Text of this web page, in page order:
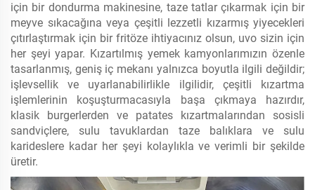
için bir dondurma makinesine, taze tatlar çıkarmak için bir
meyve sıkacağına veya çeşitli lezzetli kızarmış yiyecekleri
çıtırlaştırmak için bir fritöze ihtiyacınız olsun, uvo sizin için
her şeyi yapar. Kızartılmış yemek kamyonlarımızın özenle
tasarlanmış, geniş iç mekanı yalnızca boyutla ilgili değildir;
işlevsellik ve uyarlanabilirlikle ilgilidir, çeşitli kızartma
işlemlerinin koşuşturmacasıyla başa çıkmaya hazırdır,
klasik burgerlerden ve patates kızartmalarından sosisli
sandviçlere, sulu tavuklardan taze balıklara ve sulu
karideslere kadar her şeyi kolaylıkla ve verimli bir şekilde
üretir.